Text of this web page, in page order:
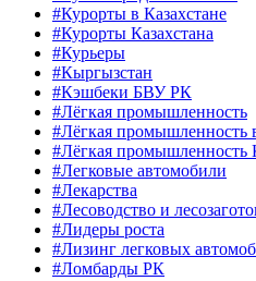
#Курорты в Казахстане
#Курорты Казахстана
#Курьеры
#Кыргызстан
#Кэшбеки БВУ РК
#Лёгкая промышленность
#Лёгкая промышленность
#Лёгкая промышленность
#Легковые автомобили
#Лекарства
#Лесоводство и
#Лидеры роста
#Лизинг легковых
#Ломбарды РК